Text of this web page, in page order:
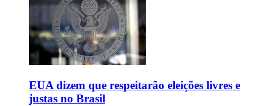
EUA dizem que respeitarão eleições livres e
justas no Brasil